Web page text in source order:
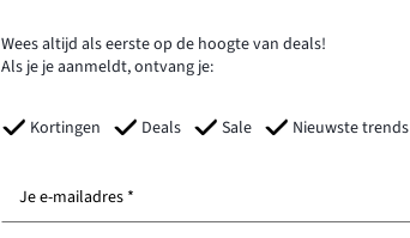
Wees altijd als eerste op de hoogte van deals!
Als je je aanmeldt, ontvang je:
Kortingen Deals Sale Nieuwste trends
Je e-mailadres *